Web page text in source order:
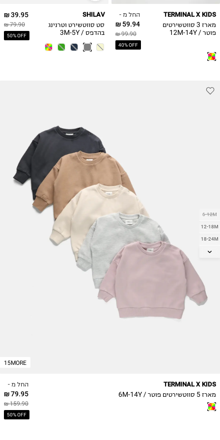
7Y
8Y
11-12Y
החל מ -
59.94 ₪
99.90 ₪
40% OFF
TERMINAL X KIDS
מארז 3 סווטשירטים
פוטר / 12M-14Y
39.95 ₪
79.90 ₪
50% OFF
SHILAV
סט סווטשירט וטרנינג
בהדפס / 3M-5Y
15MORE
6-12M
12-18M
18-24M
2Y
6Y
החל מ -
79.95 ₪
159.90 ₪
50% OFF
TERMINAL X KIDS
מארז 5 סווטשירטים פוטר / 6M-14Y